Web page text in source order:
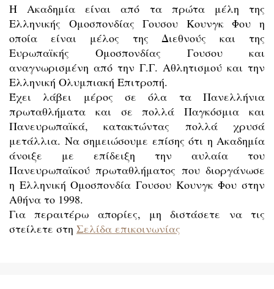
Η Ακαδημία είναι από τα πρώτα μέλη της
Ελληνικής Ομοσπονδίας Γουσου Κουνγκ Φου η
οποία είναι μέλος της Διεθνούς και της
Ευρωπαϊκής Ομοσπονδίας Γουσου και
αναγνωρισμένη από την Γ.Γ. Αθλητισμού και την
Ελληνική Ολυμπιακή Επιτροπή.
Έχει λάβει μέρος σε όλα τα Πανελλήνια
πρωταθλήματα και σε πολλά Παγκόσμια και
Πανευρωπαϊκά, κατακτώντας πολλά χρυσά
μετάλλια. Να σημειώσουμε επίσης ότι η Ακαδημία
άνοιξε με επίδειξη την αυλαία του
Πανευρωπαϊκού πρωταθλήματος που διοργάνωσε
η Ελληνική Ομοσπονδία Γουσου Κουνγκ Φου στην
Αθήνα το 1998.
Για περαιτέρω απορίες, μη διστάσετε να τις
στείλετε στη Σελίδα επικοινωνίας